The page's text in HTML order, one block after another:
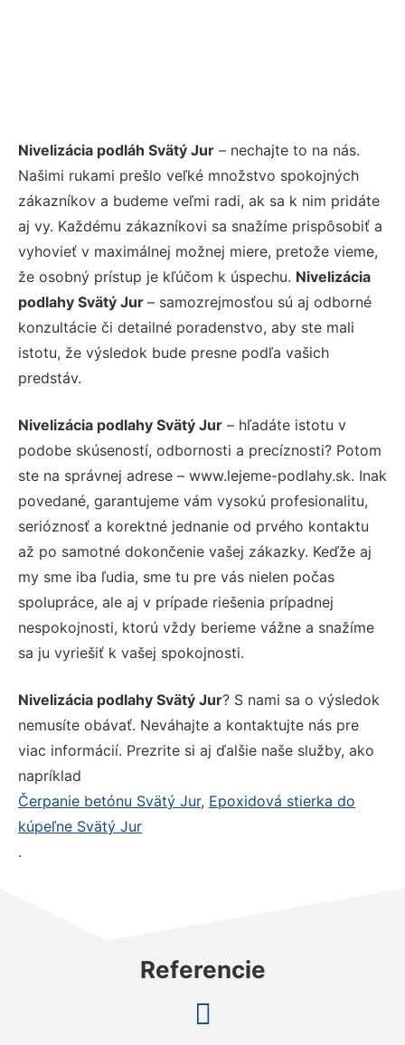
Nivelizácia podláh Svätý Jur – nechajte to na nás.
Našimi rukami prešlo veľké množstvo spokojných
zákazníkov a budeme veľmi radi, ak sa k nim pridáte
aj vy. Každému zákazníkovi sa snažíme prispôsobiť a
vyhovieť v maximálnej možnej miere, pretože vieme,
že osobný prístup je kľúčom k úspechu. Nivelizácia
podlahy Svätý Jur – samozrejmosťou sú aj odborné
konzultácie či detailné poradenstvo, aby ste mali
istotu, že výsledok bude presne podľa vašich
predstáv.
Nivelizácia podlahy Svätý Jur – hľadáte istotu v
podobe skúseností, odbornosti a precíznosti? Potom
ste na správnej adrese – www.lejeme-podlahy.sk. Inak
povedané, garantujeme vám vysokú profesionalitu,
serióznosť a korektné jednanie od prvého kontaktu
až po samotné dokončenie vašej zákazky. Keďže aj
my sme iba ľudia, sme tu pre vás nielen počas
spolupráce, ale aj v prípade riešenia prípadnej
nespokojnosti, ktorú vždy berieme vážne a snažíme
sa ju vyriešiť k vašej spokojnosti.
Nivelizácia podlahy Svätý Jur? S nami sa o výsledok
nemusíte obávať. Neváhajte a kontaktujte nás pre
viac informácií. Prezrite si aj ďalšie naše služby, ako
napríklad
Čerpanie betónu Svätý Jur, Epoxidová stierka do
kúpeľne Svätý Jur
.
Referencie